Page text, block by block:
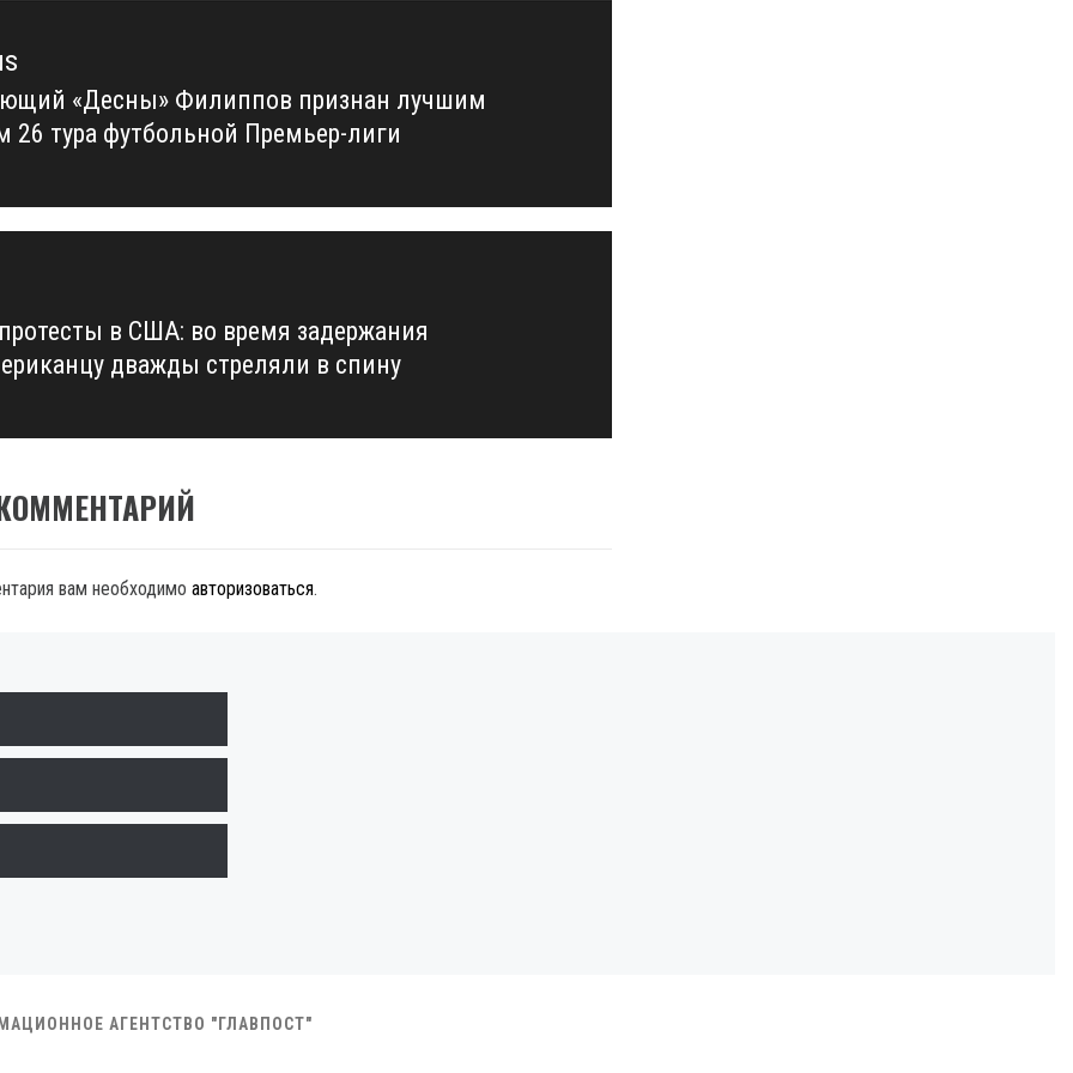
«Десны» Филиппов признан лучшим
26 тура футбольной Премьер-лиги
в США: во время задержания
дважды стреляли в спину
вам необходимо авторизоваться.
АГЕНТСТВО "ГЛАВПОСТ"